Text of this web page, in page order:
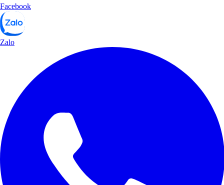
Facebook
Zalo